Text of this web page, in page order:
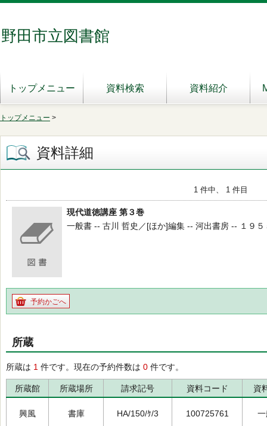
野田市立図書館
トップメニュー 資料検索 資料紹介
トップメニュー >
資料詳細
1 件中、 1 件目
現代道徳講座 第３巻
一般書 -- 古川 哲史／[ほか]編集 -- 河出書房 -- １９
予約かごへ
所蔵
所蔵は 1 件です。現在の予約件数は 0 件です。
所蔵館 所蔵場所 請求記号 資料コード 資
興風 書庫 HA/150/ｹ/3 100725761